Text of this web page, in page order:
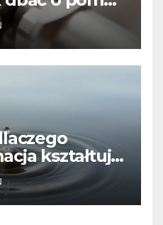
by
kształtuje
życie?